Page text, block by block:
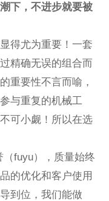
下，不进步就要被
得尤为重要！一套
精确无误的组合而
重要性不言而喻，
与重复的机械工
可小觑！所以在选
fuyu），质量始终
的优化和客户使用
到位，我们能做